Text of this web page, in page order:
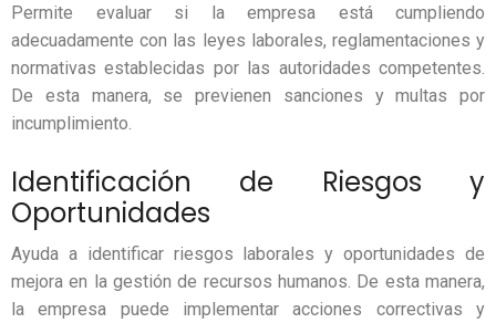
Permite evaluar si la empresa está cumpliendo
adecuadamente con las leyes laborales, reglamentaciones y
normativas establecidas por las autoridades competentes.
De esta manera, se previenen sanciones y multas por
incumplimiento.
Identificación de Riesgos y
Oportunidades
Ayuda a identificar riesgos laborales y oportunidades de
mejora en la gestión de recursos humanos. De esta manera,
la empresa puede implementar acciones correctivas y